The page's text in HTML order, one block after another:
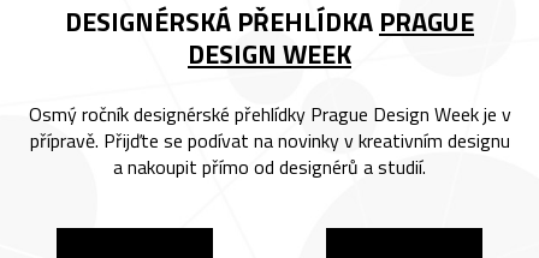
DESIGNÉRSKÁ PŘEHLÍDKA PRAGUE
DESIGN WEEK
Osmý ročník designérské přehlídky Prague Design Week je v
přípravě. Přijďte se podívat na novinky v kreativním designu
a nakoupit přímo od designérů a studií.